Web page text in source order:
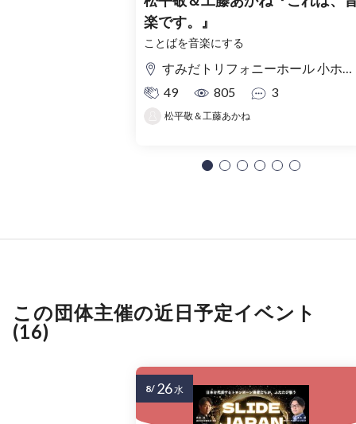
楽です。』
ことばを音楽にする
すみだトリフォニーホール 小ホール
49
805 3
松平敬＆工藤あかね
この団体主催の近日予定イベント
(16)
8/ 26水